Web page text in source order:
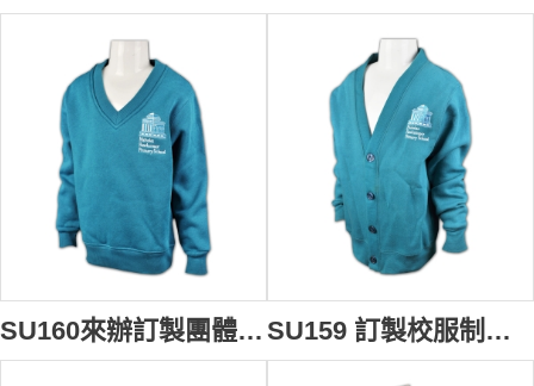
SU160來辦訂製團體班衫制服 量身訂造小學團體班衫 訂購團體班衫 訂製團體班衫專門店 SU159 訂製校服制服 訂購小學外套制服 量身訂造校服 自訂校服供應商HK